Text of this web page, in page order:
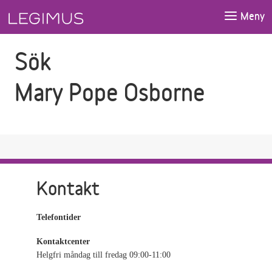
Meny
Sök
Mary Pope Osborne
Kontakt
Telefontider
Kontaktcenter
Helgfri måndag till fredag 09:00-11:00